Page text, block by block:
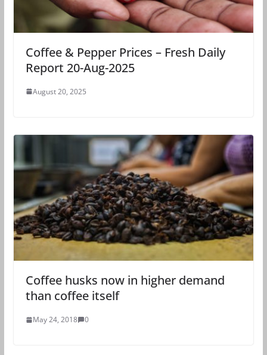
Coffee & Pepper Prices – Fresh Daily
Report 20-Aug-2025
August 20, 2025
Coffee husks now in higher demand
than coffee itself
May 24, 2018 0